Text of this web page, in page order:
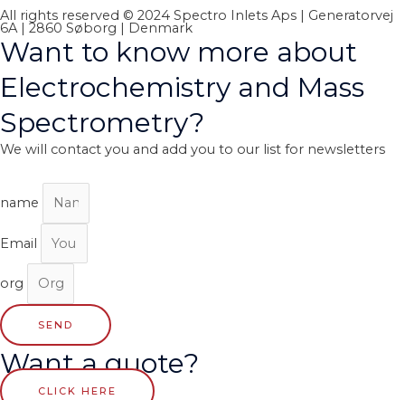
All rights reserved © 2024 Spectro Inlets Aps | Generatorvej
6A | 2860 Søborg | Denmark
Want to know more about
Electrochemistry and Mass
Spectrometry?
We will contact you and add you to our list for newsletters
name
Email
org
SEND
Want a quote?
CLICK HERE